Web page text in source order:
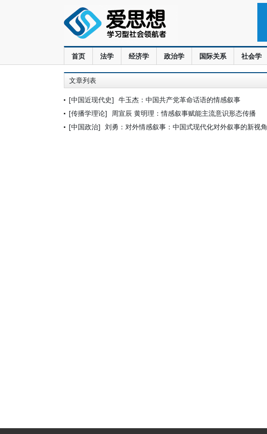
首页 法学 经济学 政治学 国际关系 社会学
文章列表
[中国近现代史] 牛玉杰：中国共产党革命话语的情感叙事
[传播学理论] 周宣辰 黄明理：情感叙事赋能主流意识形态传播
[中国政治] 刘勇：对外情感叙事：中国式现代化对外叙事的新视角